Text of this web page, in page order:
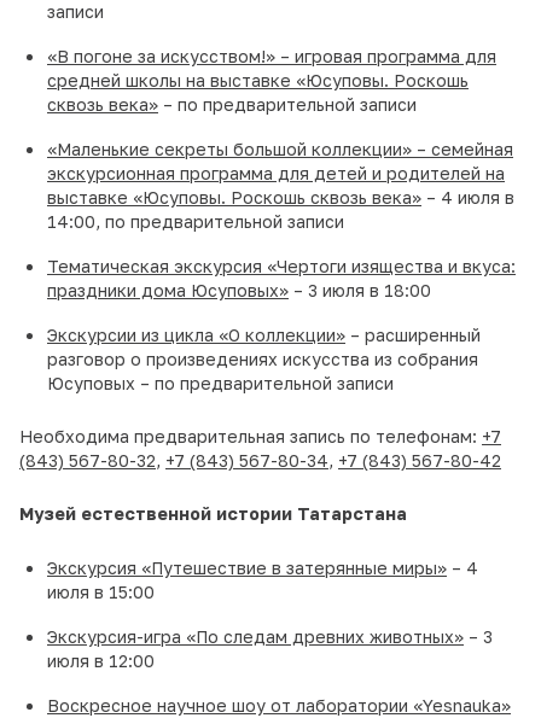
записи
«В погоне за искусством!» – игровая программа для
средней школы на выставке «Юсуповы. Роскошь
сквозь века» – по предварительной записи
«Маленькие секреты большой коллекции» – семейная
экскурсионная программа для детей и родителей на
выставке «Юсуповы. Роскошь сквозь века» – 4 июля в
14:00, по предварительной записи
Тематическая экскурсия «Чертоги изящества и вкуса:
праздники дома Юсуповых» – 3 июля в 18:00
Экскурсии из цикла «О коллекции» – расширенный
разговор о произведениях искусства из собрания
Юсуповых – по предварительной записи
Необходима предварительная запись по телефонам: +7
(843) 567-80-32, +7 (843) 567-80-34, +7 (843) 567-80-42
Музей естественной истории Татарстана
Экскурсия «Путешествие в затерянные миры» – 4
июля в 15:00
Экскурсия-игра «По следам древних животных» – 3
июля в 12:00
Воскресное научное шоу от лаборатории «Yesnauka»